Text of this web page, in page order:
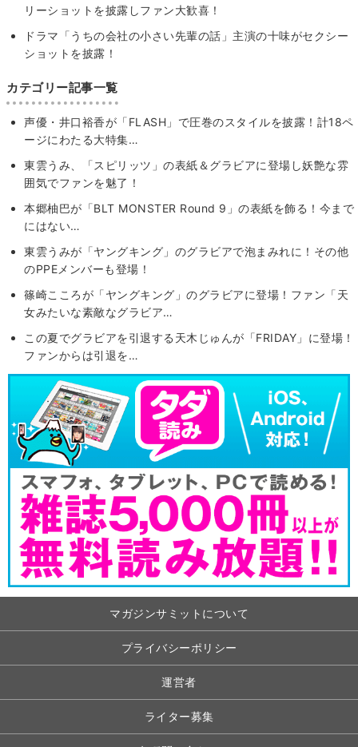
リーショットを披露しファン大歓喜！
ドラマ「うちの会社の小さい先輩の話」主演の十味がセクシー
ショットを披露！
カテゴリー記事一覧
声優・井口裕香が「FLASH」で圧巻のスタイルを披露！計18ペ
ージにわたる大特集…
東雲うみ、「スピリッツ」の表紙＆グラビアに登場し妖艶な雰
囲気でファンを魅了！
本郷柚巴が「BLT MONSTER Round 9」の表紙を飾る！今まで
にはない…
東雲うみが「ヤングキング」のグラビアで泡まみれに！その他
のPPEメンバーも登場！
篠崎こころが「ヤングキング」のグラビアに登場！ファン「天
女みたいな素敵なグラビア…
この夏でグラビアを引退する天木じゅんが「FRIDAY」に登場！
ファンからは引退を…
マガジンサミットについて
プライバシーポリシー
運営者
ライター募集